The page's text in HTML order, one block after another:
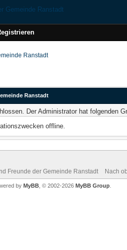
Ranstadt
Ranstadt
Der Administrator hat folgenden
offline.
Freunde der Gemeinde Ranstadt Nach
by MyBB , © 2002-2026 MyBB Group